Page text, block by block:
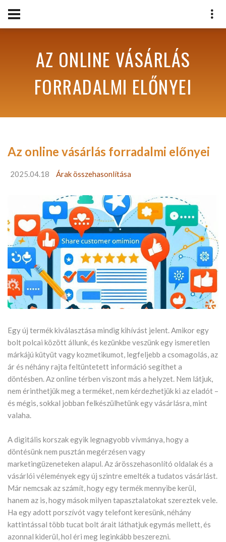
AZ ONLINE VÁSÁRLÁS
FORRADALMI ELŐNYEI
Az online vásárlás forradalmi előnyei
2025.04.18 Árak összehasonlítása
Egy új termék kiválasztása mindig kihívást jelent. Amikor egy
bolt polcai között állunk, és kezünkbe veszünk egy ismeretlen
márkájú kütyüt vagy kozmetikumot, legfeljebb a csomagolás, az
ár és néhány rajta feltüntetett információ segíthet a
döntésben. Az online térben viszont más a helyzet. Nem látjuk,
nem érinthetjük meg a terméket, nem kérdezhetjük ki az eladót –
és mégis, sokkal jobban felkészülhetünk egy vásárlásra, mint
valaha.
A digitális korszak egyik legnagyobb vívmánya, hogy a
döntésünk nem pusztán megérzésen vagy
marketingüzeneteken alapul. Az árösszehasonlító oldalak és a
vásárlói vélemények egy új szintre emelték a tudatos vásárlást.
Már nemcsak az számít, hogy egy termék mennyibe kerül,
hanem az is, hogy mások milyen tapasztalatokat szereztek vele.
Ha egy adott porszívót vagy telefont keresünk, néhány
kattintással több tucat bolt árait láthatjuk egymás mellett, és
azonnal kiderül, hol éri meg leginkább beszerezni.